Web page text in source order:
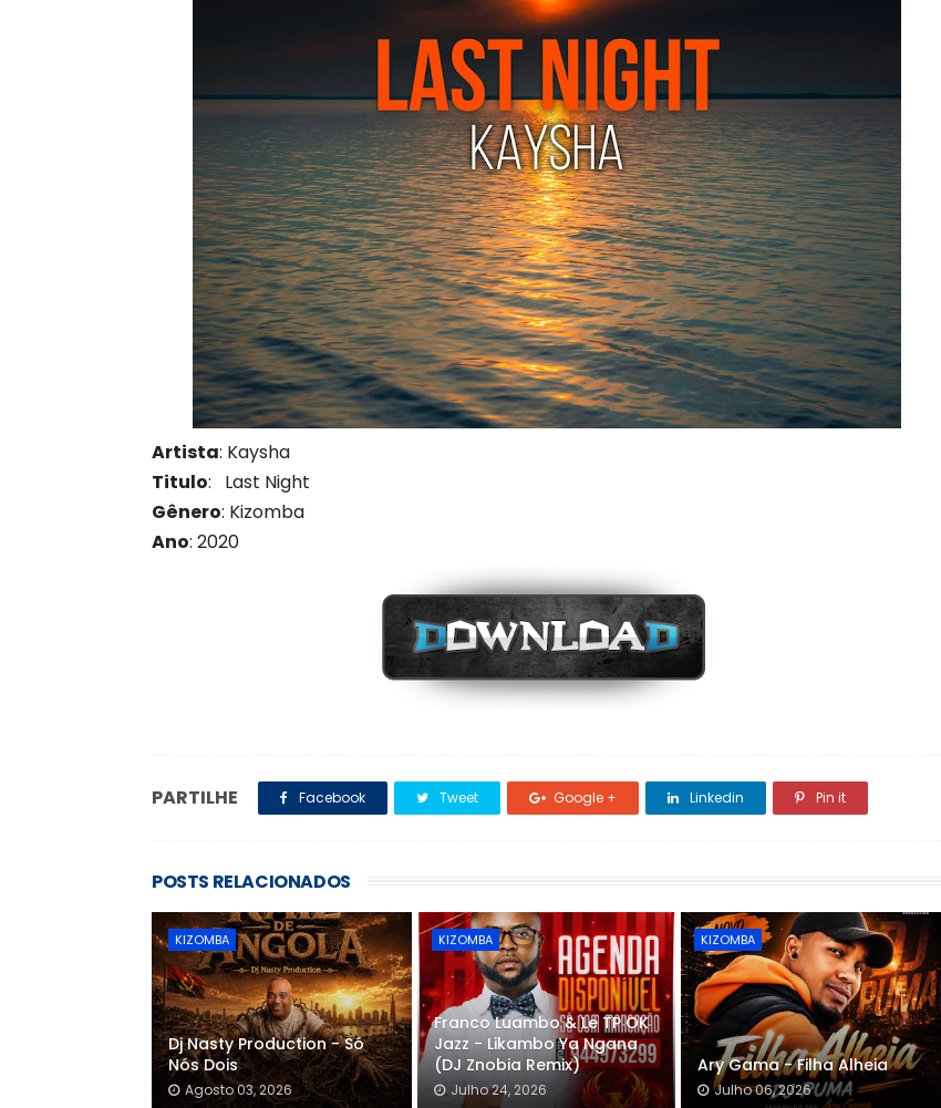
Artista: Kaysha
Titulo: Last Night
Gênero: Kizomba
Ano: 2020
PARTILHE Facebook Tweet Google + Linkedin Pin it
POSTS RELACIONADOS
KIZOMBA
Dj Nasty Production - Só
Nós Dois
Agosto 03, 2026
KIZOMBA
Franco Luambo & Le TP OK
Jazz - Likambo Ya Ngana
(DJ Znobia Remix)
Julho 24, 2026
KIZOMBA
Ary Gama - Filha Alheia
Julho 06, 2026